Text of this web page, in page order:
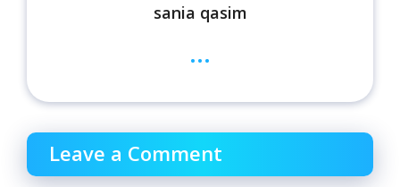
sania qasim
...
Leave a Comment